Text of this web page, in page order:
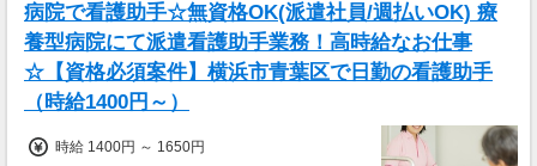
病院で看護助手☆無資格OK(派遣社員/週払いOK) 療
養型病院にて派遣看護助手業務！高時給なお仕事
☆【資格必須案件】横浜市青葉区で日勤の看護助手
（時給1400円～）
時給 1400円 ～ 1650円